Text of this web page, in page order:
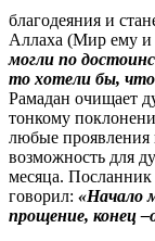
благодеяния и
Аллаха (Мир ему и
могли по
то хотели бы,
Рамадан очищает
тонкому
любые проявления
возможность для
месяца.
говорил: «Начало
прощение, конец